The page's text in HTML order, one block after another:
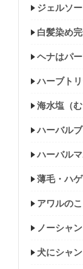
ジェルソ
白髪染め
ヘナはパ
ハーブト
海水塩（
ハーバル
ハーバル
薄毛・ハ
アワルの
ノーシャ
犬にシャ